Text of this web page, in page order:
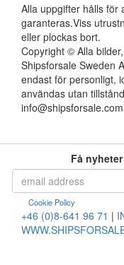
Alla uppgifter hålls för
garanteras.Viss
eller plockas bort.
Copyright © Alla
Shipsforsale Sweden
endast för personligt,
användas utan
info@shipsforsale.com
Få
Cookie Policy
+46 (0)8-641 96 71 |